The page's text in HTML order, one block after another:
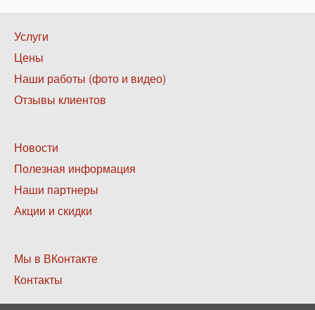
Нижнее
меню
1
Услуги
Цены
Наши работы (фото и видео)
Отзывы клиентов
Нижнее
меню
2
Новости
Полезная информация
Наши партнеры
Акции и скидки
Нижнее
меню
3
Мы в ВКонтакте
Контакты